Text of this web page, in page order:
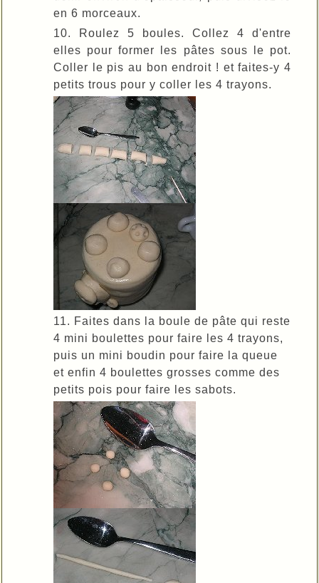
en 6 morceaux.
10. Roulez 5 boules. Collez 4 d'entre
elles pour former les pâtes sous le pot.
Coller le pis au bon endroit ! et faites-y 4
petits trous pour y coller les 4 trayons.
11. Faites dans la boule de pâte qui reste
4 mini boulettes pour faire les 4 trayons,
puis un mini boudin pour faire la queue
et enfin 4 boulettes grosses comme des
petits pois pour faire les sabots.